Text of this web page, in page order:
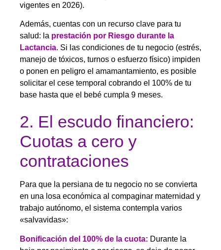
vigentes en 2026).
Además, cuentas con un recurso clave para tu
salud: la prestación por Riesgo durante la
Lactancia. Si las condiciones de tu negocio (estrés,
manejo de tóxicos, turnos o esfuerzo físico) impiden
o ponen en peligro el amamantamiento, es posible
solicitar el cese temporal cobrando el 100% de tu
base hasta que el bebé cumpla 9 meses.
2. El escudo financiero:
Cuotas a cero y
contrataciones
Para que la persiana de tu negocio no se convierta
en una losa económica al compaginar maternidad y
trabajo autónomo, el sistema contempla varios
«salvavidas»:
Bonificación del 100% de la cuota: Durante la